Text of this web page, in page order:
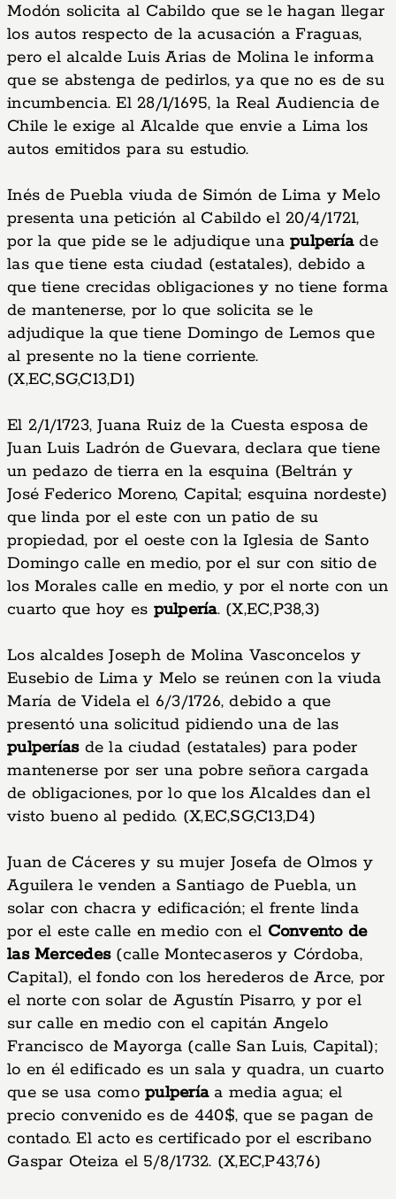
Modón solicita al Cabildo que se le hagan llegar
los autos respecto de la acusación a Fraguas,
pero el alcalde Luis Arias de Molina le informa
que se abstenga de pedirlos, ya que no es de su
incumbencia. El 28/1/1695, la Real Audiencia de
Chile le exige al Alcalde que envie a Lima los
autos emitidos para su estudio.
Inés de Puebla viuda de Simón de Lima y Melo
presenta una petición al Cabildo el 20/4/1721,
por la que pide se le adjudique una pulperíade
las que tiene esta ciudad (estatales), debido a
que tiene crecidas obligaciones y no tiene forma
de mantenerse, por lo que solicita se le
adjudique la que tiene Domingo de Lemos que
al presente no la tiene corriente.
(X,EC,SG,C13,D1)
El 2/1/1723, Juana Ruiz de la Cuesta esposa de
Juan Luis Ladrón de Guevara, declara que tiene
un pedazo de tierra en la esquina (Beltrán y
José Federico Moreno, Capital; esquina nordeste)
que linda por el este con un patio de su
propiedad, por el oeste con la Iglesia de Santo
Domingo calle en medio, por el sur con sitio de
los Morales calle en medio, y por el norte con un
cuarto que hoy es pulpería. (X,EC,P38,3)
Los alcaldes Joseph de Molina Vasconcelos y
Eusebio de Lima y Melo se reúnen con la viuda
María de Videla el 6/3/1726, debido a que
presentó una solicitud pidiendo una de las
pulperíasde la ciudad (estatales) para poder
mantenerse por ser una pobre señora cargada
de obligaciones, por lo que los Alcaldes dan el
visto bueno al pedido. (X,EC,SG,C13,D4)
Juan de Cáceres y su mujer Josefa de Olmos y
Aguilera le venden a Santiago de Puebla, un
solar con chacra y edificación; el frente linda
por el este calle en medio con el Convento de
las Mercedes(calle Montecaseros y Córdoba,
Capital), el fondo con los herederos de Arce, por
el norte con solar de Agustín Pisarro, y por el
sur calle en medio con el capitán Angelo
Francisco de Mayorga (calle San Luis, Capital);
lo en él edificado es un sala y quadra, un cuarto
que se usa como pulperíaa media agua; el
precio convenido es de 440$, que se pagan de
contado. El acto es certificado por el escribano
Gaspar Oteiza el 5/8/1732. (X,EC,P43,76)